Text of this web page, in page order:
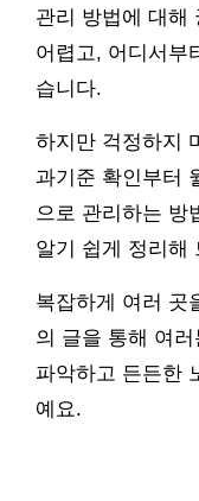
관리 방법에 대해
어렵고, 어디서부
습니다.
하지만 걱정하지
과기준 확인부터
으로 관리하는 방
알기 쉽게 정리해
복잡하게 여러 곳
의 글을 통해 여
파악하고 든든한
예요.